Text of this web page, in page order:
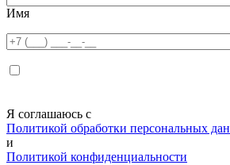
Имя
Я соглашаюсь с
Политикой обработки персональных
и
Политикой конфиденциальности